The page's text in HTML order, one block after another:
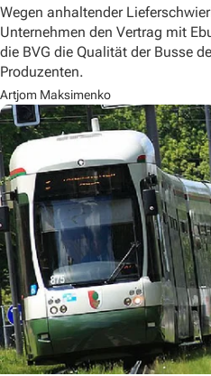
Wegen anhaltender
Unternehmen den Vertrag mit
die BVG die Qualität der Busse
Produzenten.
Artjom Maksimenko